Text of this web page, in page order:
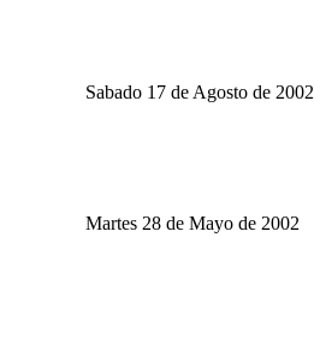
Sabado 17 de Agosto de 2002
Martes 28 de Mayo de 2002